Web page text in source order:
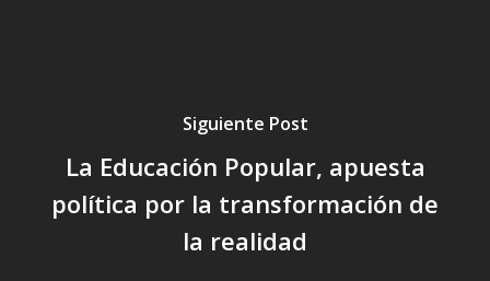
Siguiente Post
La Educación Popular, apuesta
política por la transformación de
la realidad